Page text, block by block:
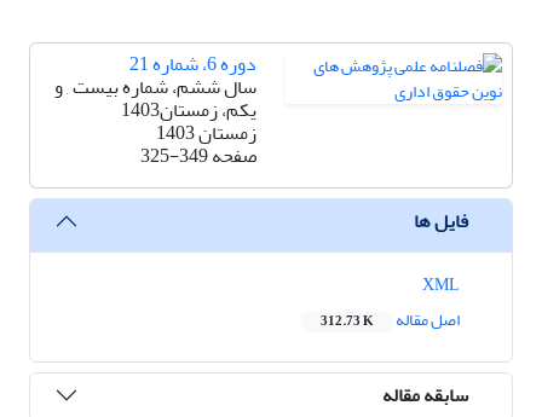
دوره 6، شماره 21
سال ششم، شماره بیست , و
یکم، زمستان1403
زمستان 1403
صفحه325-349
فایل ها
اصل مقاله
312.73 K
سابقه مقاله